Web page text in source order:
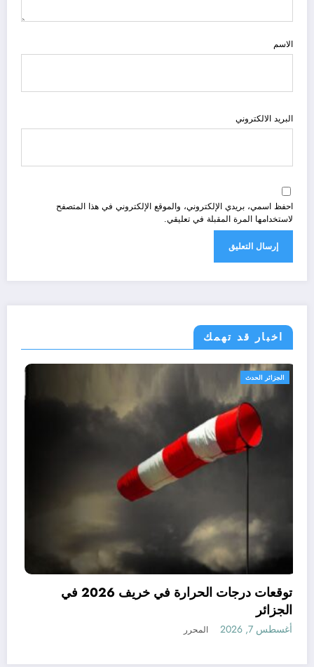
الاسم
البريد الالكتروني
احفظ اسمي، بريدي الإلكتروني، والموقع الإلكتروني في هذا المتصفح
لاستخدامها المرة المقبلة في تعليقي.
اخبار قد تهمك
في الجزائر في
مناخ خريف